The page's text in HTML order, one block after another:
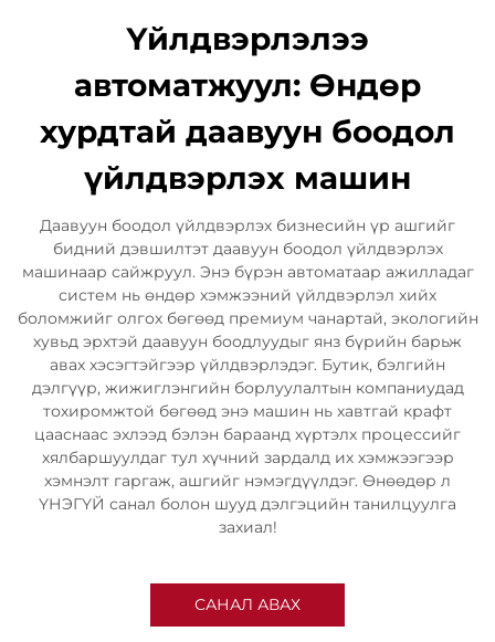
Үйлдвэрлэлээ
автоматжуул: Өндөр
хурдтай даавуун боодол
үйлдвэрлэх машин
Даавуун боодол үйлдвэрлэх бизнесийн үр ашгийг
бидний дэвшилтэт даавуун боодол үйлдвэрлэх
машинаар сайжруул. Энэ бүрэн автоматаар ажилладаг
систем нь өндөр хэмжээний үйлдвэрлэл хийх
боломжийг олгох бөгөөд премиум чанартай, экологийн
хувьд эрхтэй даавуун боодлуудыг янз бүрийн барьж
авах хэсэгтэйгээр үйлдвэрлэдэг. Бутик, бэлгийн
дэлгүүр, жижиглэнгийн борлуулалтын компаниудад
тохиромжтой бөгөөд энэ машин нь хавтгай крафт
цааснаас эхлээд бэлэн бараанд хүртэлх процессийг
хялбаршуулдаг тул хүчний зардалд их хэмжээгээр
хэмнэлт гаргаж, ашгийг нэмэгдүүлдэг. Өнөөдөр л
ҮНЭГҮЙ санал болон шууд дэлгэцийн танилцуулга
захиал!
САНАЛ АВАХ